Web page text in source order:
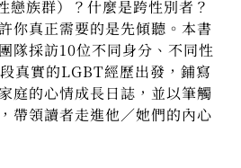
戀族群）？什麼是跨性別者？
你真正需要的是先傾聽。本書
隊採訪10位不同身分、不同性
真實的LGBT經歷出發，鋪寫
庭的心情成長日誌，並以筆觸
帶領讀者走進他／她們的內心